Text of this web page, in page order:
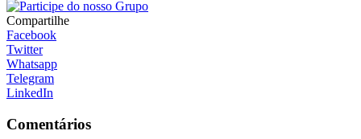
Compartilhe
Facebook
Twitter
Whatsapp
Telegram
LinkedIn
Comentários